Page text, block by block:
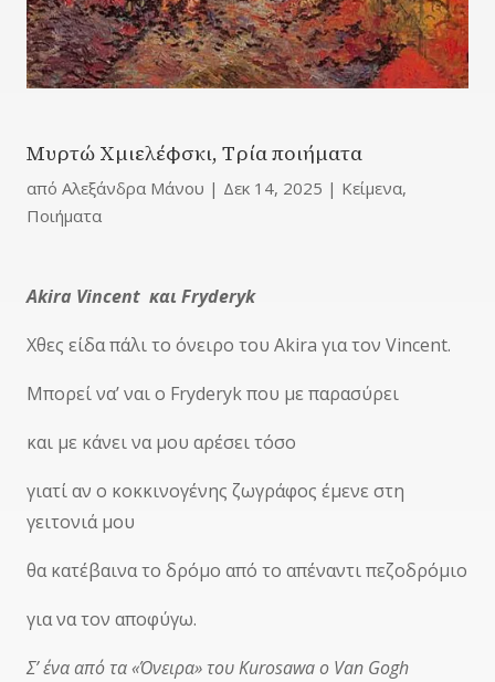
Μυρτώ Χμιελέφσκι, Tρία ποιήματα
από Αλεξάνδρα Μάνου | Δεκ 14, 2025 | Κείμενα,
Ποιήματα
Αkira Vincent και Fryderyk
Χθες είδα πάλι το όνειρο του Akira για τον Vincent.
Μπορεί να’ ναι ο Fryderyk που με παρασύρει
και με κάνει να μου αρέσει τόσο
γιατί αν ο κοκκινογένης ζωγράφος έμενε στη
γειτονιά μου
θα κατέβαινα το δρόμο από το απέναντι πεζοδρόμιο
για να τον αποφύγω.
Σ’ ένα από τα «Όνειρα» του Kurosawa ο Van Gogh